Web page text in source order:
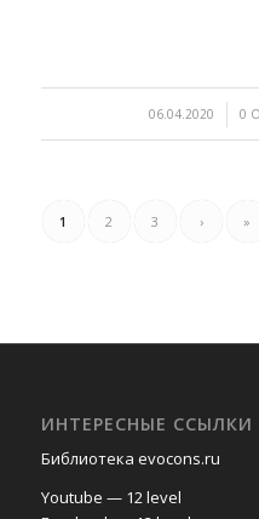
06.04.2020
/ 0
/
1 2 3 › »
ИНТЕРЕСНЫЕ ССЫЛКИ
Библиотека evocons.ru
Youtube — 12 level